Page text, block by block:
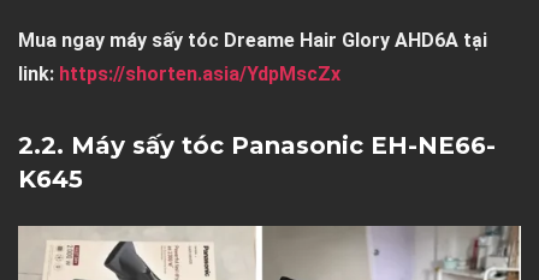
Mua ngay máy sấy tóc Dreame Hair Glory AHD6A tại
link: https://shorten.asia/YdpMscZx
2.2. Máy sấy tóc Panasonic EH-NE66-
K645